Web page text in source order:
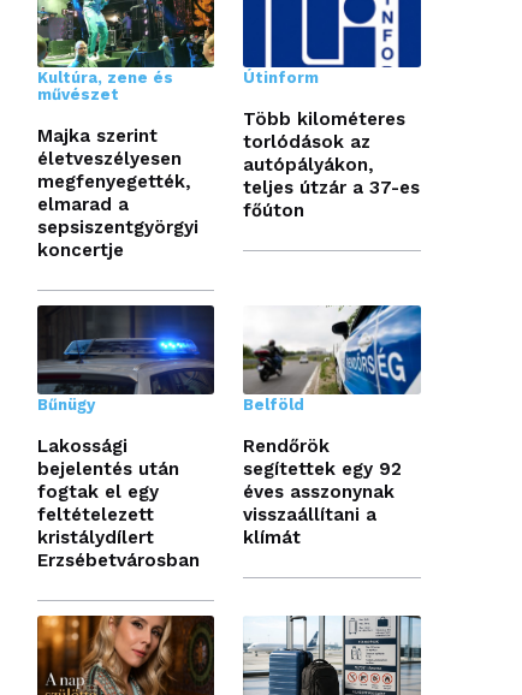
Kultúra, zene és
művészet
Majka szerint
életveszélyesen
megfenyegették,
elmarad a
sepsiszentgyörgyi
koncertje
Útinform
Több kilométeres
torlódások az
autópályákon,
teljes útzár a 37-es
főúton
Bűnügy
Lakossági
bejelentés után
fogtak el egy
feltételezett
kristálydílert
Erzsébetvárosban
Belföld
Rendőrök
segítettek egy 92
éves asszonynak
visszaállítani a
klímát